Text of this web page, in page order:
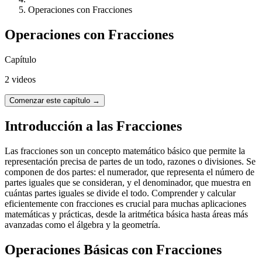
Operaciones con Fracciones
Operaciones con Fracciones
Capítulo
2 videos
Comenzar este capítulo →
Introducción a las Fracciones
Las fracciones son un concepto matemático básico que permite la
representación precisa de partes de un todo, razones o divisiones. Se
componen de dos partes: el numerador, que representa el número de
partes iguales que se consideran, y el denominador, que muestra en
cuántas partes iguales se divide el todo. Comprender y calcular
eficientemente con fracciones es crucial para muchas aplicaciones
matemáticas y prácticas, desde la aritmética básica hasta áreas más
avanzadas como el álgebra y la geometría.
Operaciones Básicas con Fracciones